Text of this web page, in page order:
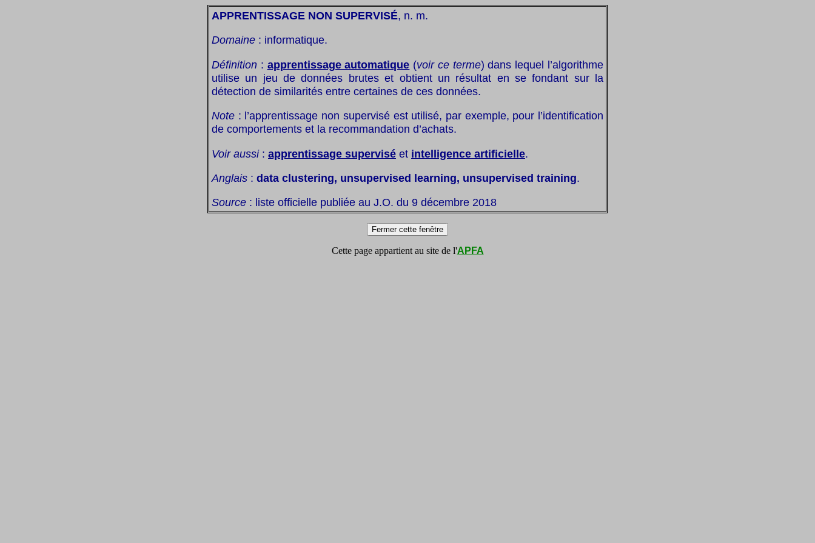
APPRENTISSAGE NON SUPERVISÉ, n. m.
Domaine : informatique.
Définition : apprentissage automatique (voir ce terme) dans lequel l’algorithme
utilise un jeu de données brutes et obtient un résultat en se fondant sur la
détection de similarités entre certaines de ces données.
Note : l’apprentissage non supervisé est utilisé, par exemple, pour l’identification
de comportements et la recommandation d’achats.
Voir aussi: apprentissage supervisé et intelligence artificielle.
Anglais : data clustering, unsupervised learning, unsupervised training.
Source : liste officielle publiée au J.O. du 9 décembre 2018
Cette page appartient au site de l'APFA